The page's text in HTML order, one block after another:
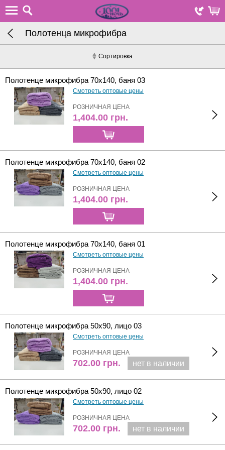
Полотенца микрофибра
Сортировка
Полотенце микрофибра 70х140, баня 03
Смотреть оптовые цены
РОЗНИЧНАЯ ЦЕНА
1,404.00 грн.
Полотенце микрофибра 70х140, баня 02
Смотреть оптовые цены
РОЗНИЧНАЯ ЦЕНА
1,404.00 грн.
Полотенце микрофибра 70х140, баня 01
Смотреть оптовые цены
РОЗНИЧНАЯ ЦЕНА
1,404.00 грн.
Полотенце микрофибра 50х90, лицо 03
Смотреть оптовые цены
РОЗНИЧНАЯ ЦЕНА
702.00 грн. нет в наличии
Полотенце микрофибра 50х90, лицо 02
Смотреть оптовые цены
РОЗНИЧНАЯ ЦЕНА
702.00 грн. нет в наличии